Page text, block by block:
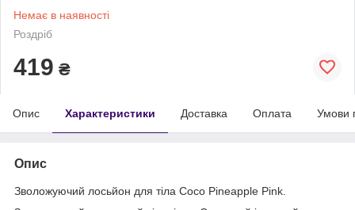
Немає в наявності
Роздріб
419 ₴
Опис Характеристики Доставка Оплата Умови
Опис
Зволожуючий лосьйон для тіла Coco Pineapple Pink.